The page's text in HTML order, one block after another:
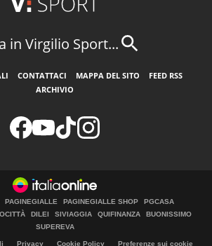
in Virgilio Sport...
CONTATTACI MAPPA DEL SITO
FEED RSS
ARCHIVIO
PAGINEGIALLE PAGINEGIALLE SHOP
PGCASA
DILEI SIVIAGGIA QUIFINANZA
BUONISSIMO
SUPEREVA
Privacy Cookie Policy Preferenze sui cookie